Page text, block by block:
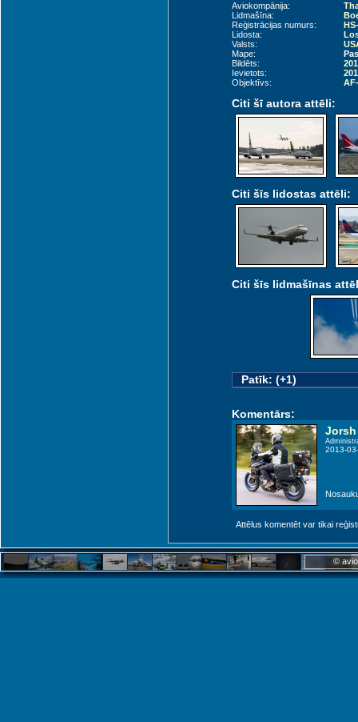
Aviokompānija:
Lidmašīna:
Reģistrācijas numurs:
Lidosta:
Valsts:
Mape:
Bildēts:
Ievietots:
Objektīvs:
Citi šī autora attēli:
Citi šīs lidostas attēli:
Citi šīs lidmašīnas
Patīk: (+1)
Komentārs:
Jorsh
2013-
Attēlus komentēt var tikai
©